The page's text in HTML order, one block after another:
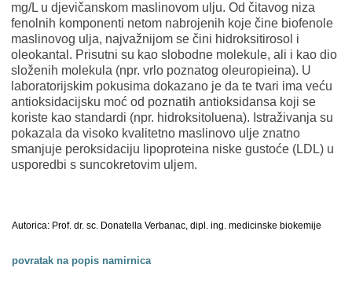
mg/L u djevičanskom maslinovom ulju. Od čitavog niza
fenolnih komponenti netom nabrojenih koje čine biofenole
maslinovog ulja, najvažnijom se čini hidroksitirosol i
oleokantal. Prisutni su kao slobodne molekule, ali i kao dio
složenih molekula (npr. vrlo poznatog oleuropieina). U
laboratorijskim pokusima dokazano je da te tvari ima veću
antioksidacijsku moć od poznatih antioksidansa koji se
koriste kao standardi (npr. hidroksitoluena). Istraživanja su
pokazala da visoko kvalitetno maslinovo ulje znatno
smanjuje peroksidaciju lipoproteina niske gustoće (LDL) u
usporedbi s suncokretovim uljem.
Autorica: Prof. dr. sc. Donatella Verbanac, dipl. ing. medicinske biokemije
povratak na popis namirnica